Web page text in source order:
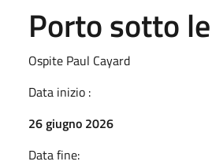
Porto sotto
Ospite Paul Cayard
Data inizio :
26 giugno 2026
Data fine: